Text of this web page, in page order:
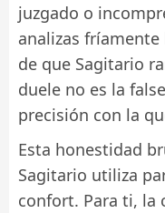
juzgado o
analizas
de que Sagitario
duele no es la
precisión con la
Esta honestidad
Sagitario utiliza
confort. Para ti, la